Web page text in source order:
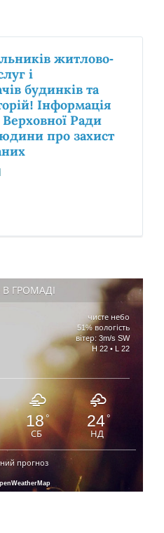
житлово-
і
будинків та
Інформація
Ради
про захист
ГРОМАДІ
чисте небо
51% вологість
вітер: 3m/s SW
H 22 • L 22
18 °
СБ
24°
НД
прогноз